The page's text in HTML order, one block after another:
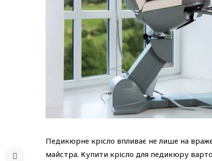
Педикюрне крісло впливає не лише на
майстра. Купити крісло для педикюру